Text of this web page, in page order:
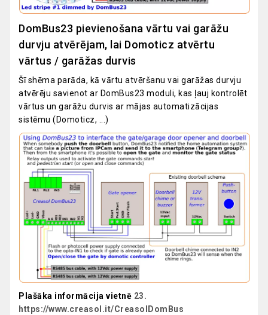
DomBus23 pievienošana vārtu vai garāžu
durvju atvērējam, lai Domoticz atvērtu
vārtus / garāžas durvis
Šī shēma parāda, kā vārtu atvēršanu vai garāžas durvju
atvērēju savienot ar DomBus23 moduli, kas ļauj kontrolēt
vārtus un garāžu durvis ar mājas automatizācijas
sistēmu (Domoticz, ...)
Plašāka informācija vietnē 23.
https://www.creasol.it/CreasolDomBus